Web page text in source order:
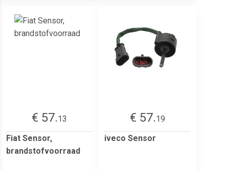
€ 57.13
Fiat Sensor,
brandstofvoorraad
€ 57.19
iveco Sensor